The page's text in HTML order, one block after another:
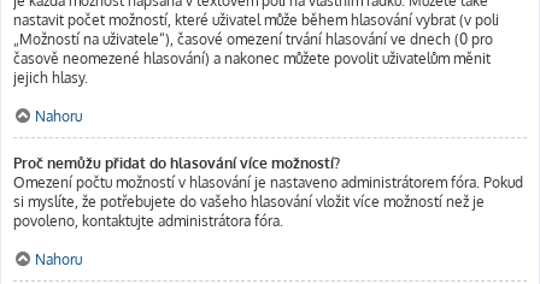
nastavit počet možností, které uživatel může během hlasování vybrat (v poli
„Možností na uživatele“), časové omezení trvání hlasování ve dnech (0 pro
časově neomezené hlasování) a nakonec můžete povolit uživatelům měnit
jejich hlasy.
Nahoru
Proč nemůžu přidat do hlasování více možností?
Omezení počtu možností v hlasování je nastaveno administrátorem fóra. Pokud
si myslíte, že potřebujete do vašeho hlasování vložit více možností než je
povoleno, kontaktujte administrátora fóra.
Nahoru